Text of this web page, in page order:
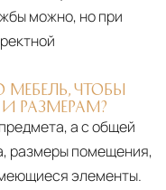
можно, но при
ЧТОБЫ
РАЗМЕРАМ?
а с общей
размеры помещения,
элементы.